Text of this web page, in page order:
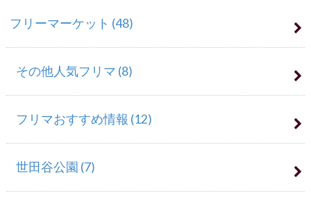
フリーマーケット (48)
その他人気フリマ (8)
フリマおすすめ情報 (12)
世田谷公園 (7)